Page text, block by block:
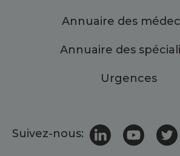
Annuaire des
Annuaire des
Urgences
Suivez-nous: